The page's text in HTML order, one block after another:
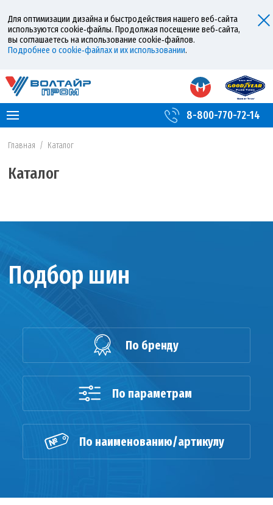
Для оптимизации дизайна и быстродействия нашего веб‑сайта
используются cookie‑файлы. Продолжая посещение веб‑сайта,
вы соглашаетесь на использование cookie‑файлов.
Подробнее о cookie‑файлах и их использовании.
8-800-770-72-14
Главная / Каталог
Каталог
Подбор шин
По бренду
По параметрам
По наименованию/артикулу